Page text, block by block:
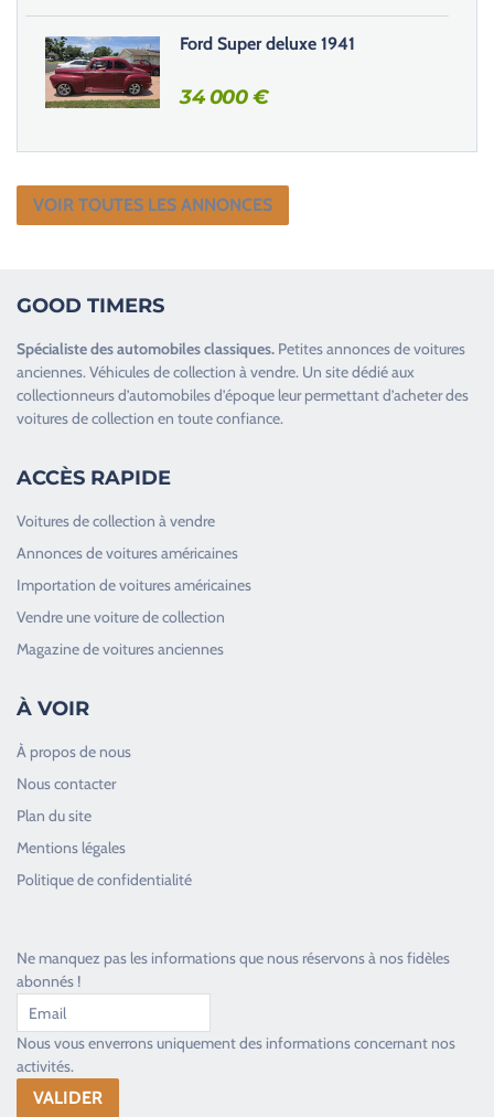
Ford Super deluxe 1941
34 000€
VOIR TOUTES LES ANNONCES
GOOD TIMERS
Spécialiste desautomobiles classiques. Petites annonces devoitures
anciennes.Véhicules de collection à vendre. Un site dédié aux
collectionneurs d’automobiles d’époque leur permettant d’acheter des
voitures de collection en toute confiance.
ACCÈS RAPIDE
Voitures de collection à vendre
Annonces de voitures américaines
Importation de voitures américaines
Vendre une voiture de collection
Magazine de voitures anciennes
À VOIR
À propos de nous
Nous contacter
Plan du site
Mentions légales
Politique de confidentialité
Ne manquez pas les informations que nous réservons à nos fidèles
abonnés !
Nous vous enverrons uniquement des informations concernant nos
activités.
Toujours heureux d'aider les passionnés